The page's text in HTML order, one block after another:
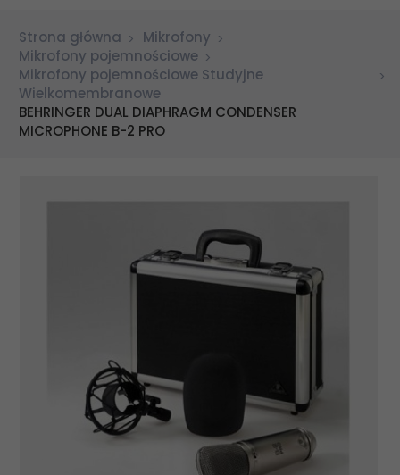
Strona główna
Mikrofony
Mikrofony pojemnościowe
Mikrofony pojemnościowe Studyjne
Wielkomembranowe
BEHRINGER DUAL DIAPHRAGM CONDENSER
MICROPHONE B-2 PRO